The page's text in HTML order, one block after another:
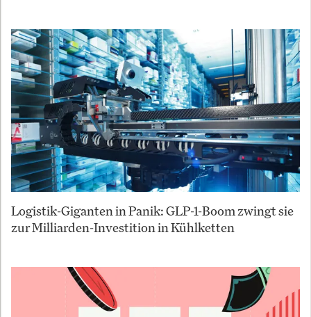
Logistik-Giganten in Panik: GLP-1-Boom zwingt sie
zur Milliarden-Investition in Kühlketten